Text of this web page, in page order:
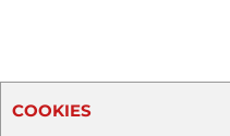
COOKIES